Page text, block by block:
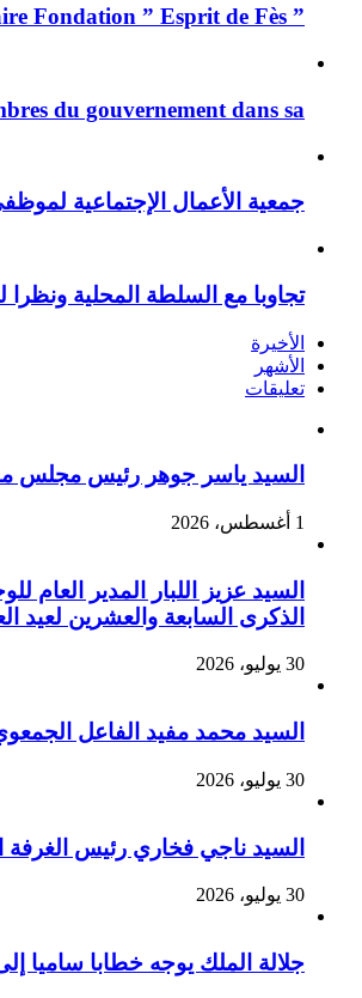
” Affaire Fondation ” Esprit de Fès ”...
du gouvernement dans sa ...
جمعية الأعمال الإجتماعية
تجاوبا مع السلطة المحلية ونظرا
الأخيرة
الأشهر
تعليقات
السيد ياسر جوهر رئيس مجلس مقاطعة
1 أغسطس، 2026
السيد عزيز اللبار المدير
الذكرى السابعة والعشرين لعيد
30 يوليو، 2026
السيد محمد مفيد الفاعل الجمعوي
30 يوليو، 2026
السيد ناجي فخاري رئيس الغرفة
30 يوليو، 2026
جلالة الملك يوجه خطابا ساميا